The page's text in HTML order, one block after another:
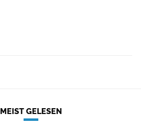
MEIST GELESEN